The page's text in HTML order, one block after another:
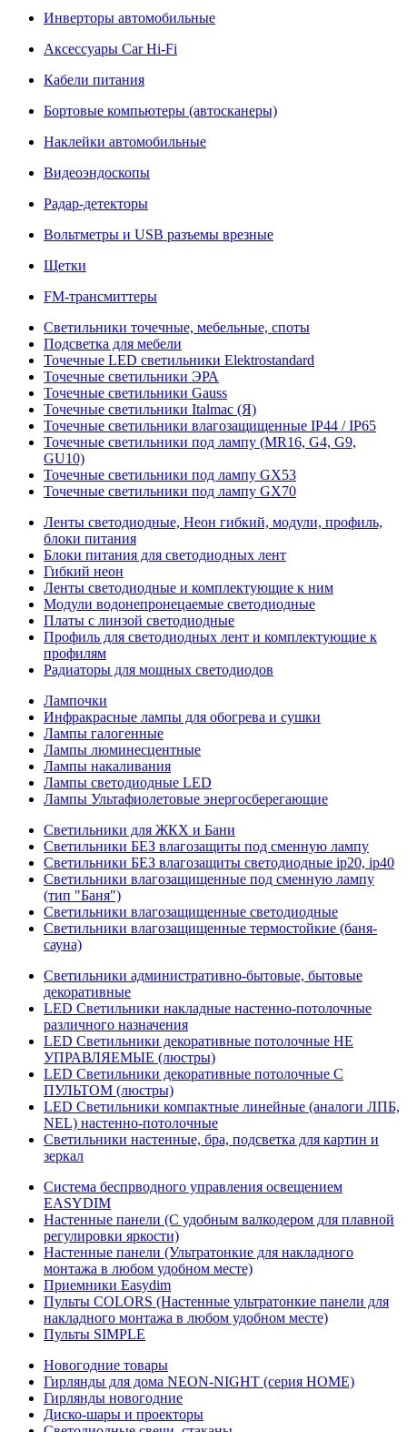
Инверторы автомобильные
Аксессуары Car Hi-Fi
Кабели питания
Бортовые компьютеры (автосканеры)
Наклейки автомобильные
Видеоэндоскопы
Радар-детекторы
Вольтметры и USB разъемы врезные
Щетки
FM-трансмиттеры
Светильники точечные, мебельные, споты
Подсветка для мебели
Точечные LED светильники Elektrostandard
Точечные светильники ЭРА
Точечные светильники Gauss
Точечные светильники Italmac (Я)
Точечные светильники влагозащищенные IP44 / IP65
Точечные светильники под лампу (MR16, G4, G9,
GU10)
Точечные светильники под лампу GX53
Точечные светильники под лампу GX70
Ленты светодиодные, Неон гибкий, модули, профиль,
блоки питания
Блоки питания для светодиодных лент
Гибкий неон
Ленты светодиодные и комплектующие к ним
Модули водонепронецаемые светодиодные
Платы с линзой светодиодные
Профиль для светодиодных лент и комплектующие к
профилям
Радиаторы для мощных светодиодов
Лампочки
Инфракрасные лампы для обогрева и сушки
Лампы галогенные
Лампы люминесцентные
Лампы накаливания
Лампы светодиодные LED
Лампы Ультафиолетовые энергосберегающие
Светильники для ЖКХ и Бани
Светильники БЕЗ влагозащиты под сменную лампу
Светильники БЕЗ влагозащиты светодиодные ip20, ip40
Светильники влагозащищенные под сменную лампу
(тип "Баня")
Светильники влагозащищенные светодиодные
Светильники влагозащищенные термостойкие (баня-
сауна)
Светильники административно-бытовые, бытовые
декоративные
LED Cветильники накладные настенно-потолочные
различного назначения
LED Светильники декоративные потолочные НЕ
УПРАВЛЯЕМЫЕ (люстры)
LED Светильники декоративные потолочные С
ПУЛЬТОМ (люстры)
LED Светильники компактные линейные (аналоги ЛПБ,
NEL) настенно-потолочные
Светильники настенные, бра, подсветка для картин и
зеркал
Система беспрводного управления освещением
EASYDIM
Настенные панели (С удобным валкодером для плавной
регулировки яркости)
Настенные панели (Ультратонкие для накладного
монтажа в любом удобном месте)
Приемники Easydim
Пульты COLORS (Настенные ультратонкие панели для
накладного монтажа в любом удобном месте)
Пульты SIMPLE
Новогодние товары
Гирлянды для дома NEON-NIGHT (серия HOME)
Гирлянды новогодние
Диско-шары и проекторы